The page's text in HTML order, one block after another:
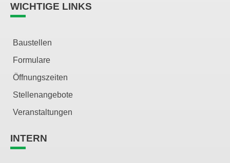
WICHTIGE LINKS
Baustellen
Formulare
Öffnungszeiten
Stellenangebote
Veranstaltungen
INTERN